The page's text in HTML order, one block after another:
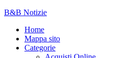
B&B Notizie
Home
Mappa sito
Categorie